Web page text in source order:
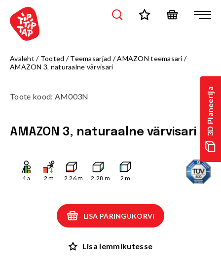
3D Planeerija
Avaleht / Tooted /Teemasarjad /AMAZON teemasari /
AMAZON 3, naturaalne värvisari
Toote kood: AM003N
AMAZON 3, naturaalne värvisari
4a 2 m 2.26m 2.28 m 2 m
LISA PÄRINGUKORVI
Lisa lemmikutesse